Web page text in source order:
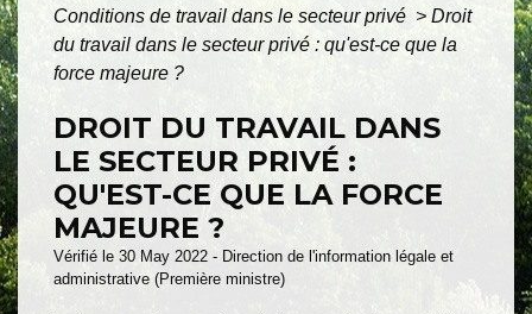
Conditions de travail dans le secteur privé > Droit
du travail dans le secteur privé : qu'est-ce que la
force majeure ?
DROIT DU TRAVAIL DANS
LE SECTEUR PRIVÉ :
QU'EST-CE QUE LA FORCE
MAJEURE ?
Vérifié le 30 May 2022 - Direction de l'information légale et
administrative (Première ministre)